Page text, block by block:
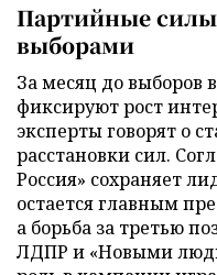
Партийные
выборами
За месяц до выборов
фиксируют рост
эксперты говорят о
расстановки сил.
Россия» сохраняет
остается главным
а борьба за третью
ЛДПР и «Новыми